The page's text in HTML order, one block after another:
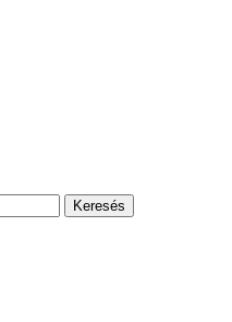
Keresés